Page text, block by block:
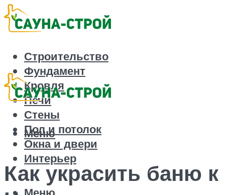
Строительство
Фундамент
Кровля
Печи
Стены
Пол и потолок
Окна и двери
Интерьер
Меню
Как украсить баню к